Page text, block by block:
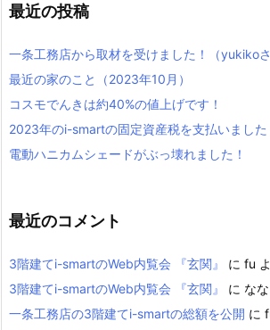
最近の投稿
一条工務店から取材を受けました！（yukiko
最近の家のこと（2023年10月）
コスモでんきは約40%の値上げです！
2023年のi-smartの固定資産税を支払いました
電動ハニカムシェードがぶっ壊れました！
最近のコメント
3階建てi-smartのWeb内覧会 『玄関』 に fu
3階建てi-smartのWeb内覧会 『玄関』
に な
一条工務店の3階建てi-smartの総額を公開 に